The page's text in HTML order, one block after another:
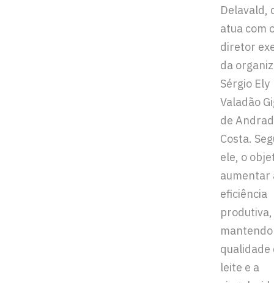
Delavald,
atua com
diretor
da
Sérgio Ely
Valadão
de
Costa.
ele, o
aumentar
eficiência
produtiva,
qualidade
leite e a